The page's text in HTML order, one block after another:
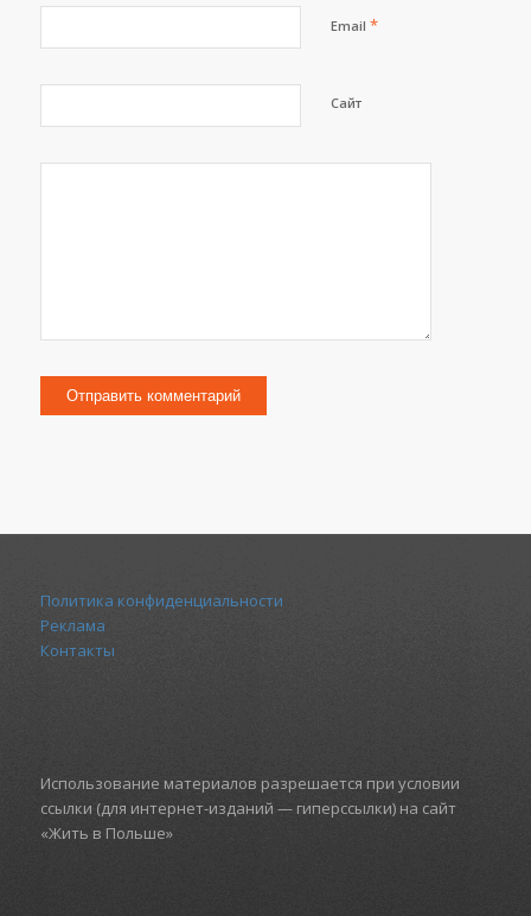
Email *
Сайт
Политика конфиденциальности
Реклама
Контакты
Использование материалов разрешается при условии
ссылки (для интернет-изданий — гиперссылки) на сайт
«Жить в Польше»